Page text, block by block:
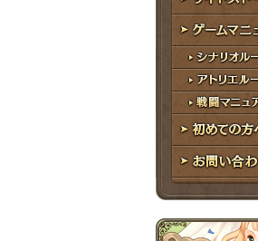
サイドストーリー
ゲームマニュアル
シナリオルール
アトリエルール
戦闘マニュアル
初めての方へ
お問い合わせ